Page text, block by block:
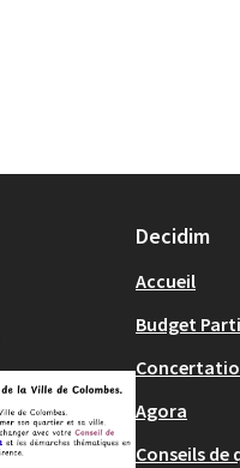
Decidim
Accueil
Budget
Agora
Conseils de